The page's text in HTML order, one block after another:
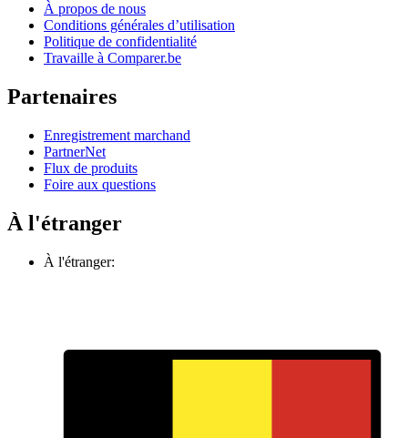
À propos de nous
Conditions générales d’utilisation
Politique de confidentialité
Travaille à Comparer.be
Partenaires
Enregistrement marchand
PartnerNet
Flux de produits
Foire aux questions
À l'étranger
À l'étranger: